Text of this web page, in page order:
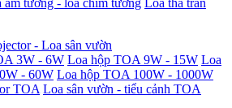
- Loa sân vườn
3W - 6W Loa hộp TOA 9W - 15W Loa
- 60W Loa hộp TOA 100W - 1000W
TOA Loa sân vườn - tiểu cảnh TOA